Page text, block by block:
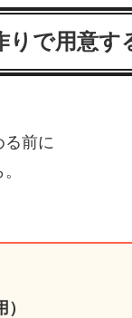
りで用意す
る前に